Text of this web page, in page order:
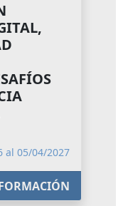
al 05/04/2027